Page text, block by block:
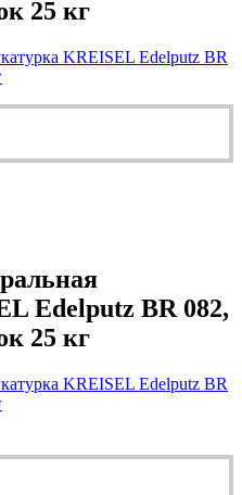
25 кг
KREISEL Edelputz BR
Edelputz BR 082,
25 кг
KREISEL Edelputz BR